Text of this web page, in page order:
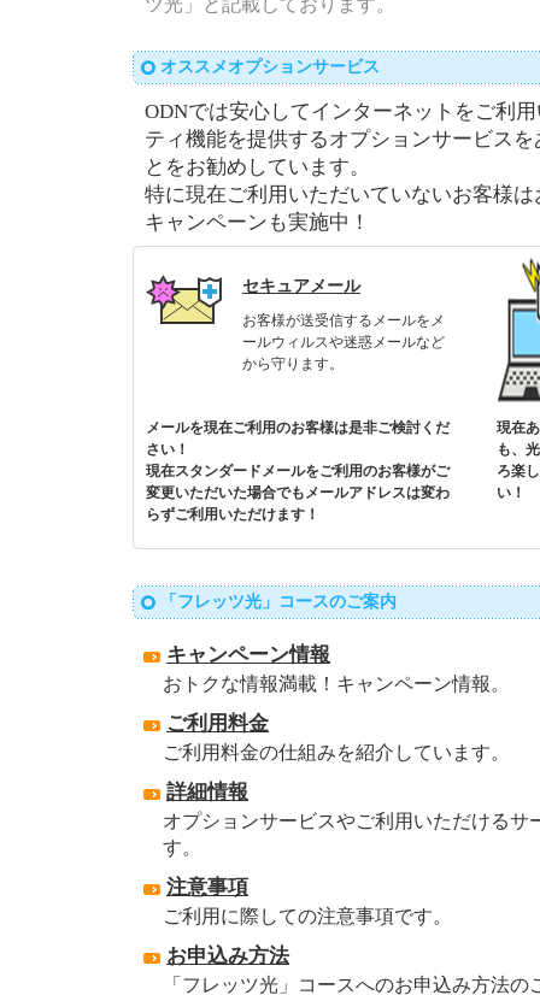
ツ光」と記載しております。
オススメオプションサービス
ODNでは安心してインターネットをご利
ティ機能を提供するオプションサービス
とをお勧めしています。
特に現在ご利用いただいていないお客様
キャンペーンも実施中！
セキュアメール
お客様が送受信するメールをメ
ールウィルスや迷惑メールなど
から守ります。
メールを現在ご利用のお客様は是非ご検討くだ
さい！
現在スタンダードメールをご利用のお客様がご
変更いただいた場合でもメールアドレスは変わ
らずご利用いただけます！
現在
も、
ろ楽
い！
「フレッツ光」コースのご案内
キャンペーン情報
おトクな情報満載！キャンペーン情報。
ご利用料金
ご利用料金の仕組みを紹介しています。
詳細情報
オプションサービスやご利用いただけるサ
す。
注意事項
ご利用に際しての注意事項です。
お申込み方法
「フレッツ光」コースへのお申込み方法の